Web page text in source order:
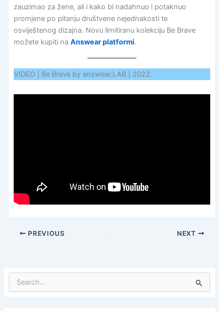
zauzimao za žene, ali i kako bi nadahnuo i potaknuo
promjene po pitanju društvene nejednakosti te
osviještenog dizajna. Novu limitiranu kolekciju Be Brave
možete kupiti na Answear platformi.
VIDEO | Be Brave by answear.LAB | 2022.
PREVIOUS NEXT